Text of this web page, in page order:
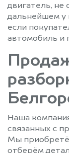
двигатель, не
дальнейшем у
если
автомобиль и
Наша
связанных с
Мы
отберём